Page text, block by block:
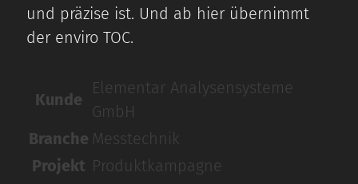
und präzise ist. Und ab hier übernimmt
der enviro TOC.
Kunde
Elementar Analysensysteme
GmbH
Branche Messtechnik
Projekt Produktkampagne